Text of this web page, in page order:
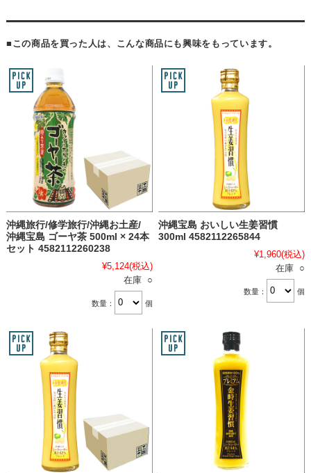
■この商品を買った人は、こんな商品にも興味をもっています。
沖縄旅行/修学旅行/沖縄お土産/
沖縄宝島 ゴーヤ茶 500ml × 24本
セット 4582112260238
¥5,124(税込)
在庫 ○
数量： 個
沖縄宝島 おいしい生姜習慣
300ml 4582112265844
¥1,960(税込)
在庫 ○
数量： 個